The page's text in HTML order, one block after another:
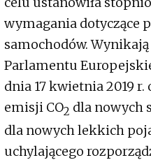
wymagania dotyczące
samochodów.
Parlamentu
dnia 17 kwietnia 2019
emisji CO2 dla nowych
dla nowych lekkich
uchylającego